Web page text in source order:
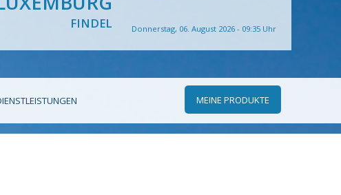
FINDEL Donnerstag, 06. August 2026 - 09:35 Uhr
MEINE PRODUKTE